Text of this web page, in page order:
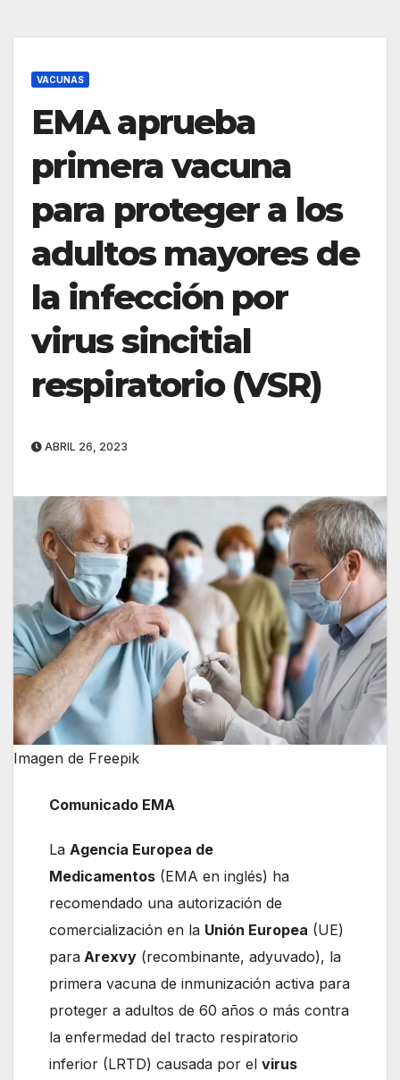
VACUNAS
EMA aprueba
primera vacuna
para proteger a los
adultos mayores de
la infección por
virus sincitial
respiratorio (VSR)
ABRIL 26, 2023
Imagen de Freepik
Comunicado EMA
La Agencia Europea de
Medicamentos (EMA en inglés) ha
recomendado una autorización de
comercialización en la Unión Europea (UE)
para Arexvy (recombinante, adyuvado), la
primera vacuna de inmunización activa para
proteger a adultos de 60 años o más contra
la enfermedad del tracto respiratorio
inferior (LRTD) causada por el virus